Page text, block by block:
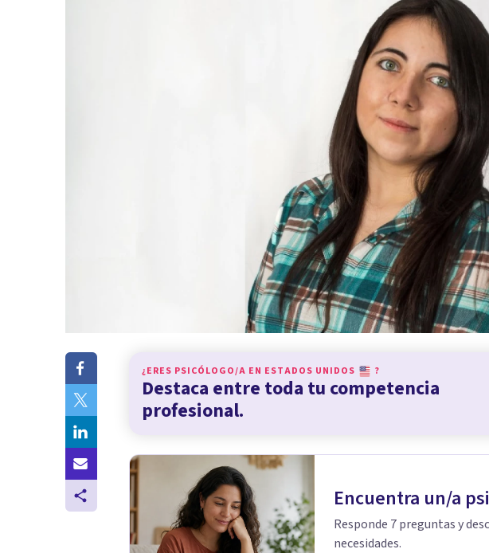
¿ERES PSICÓLOGO/A EN ESTADOS UNIDOS ?
Destaca entre toda tu competencia
profesional.
Encuentra un/a
Responde 7 preguntas y
necesidades.